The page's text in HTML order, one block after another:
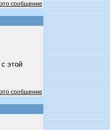
сообщение
этой
сообщение